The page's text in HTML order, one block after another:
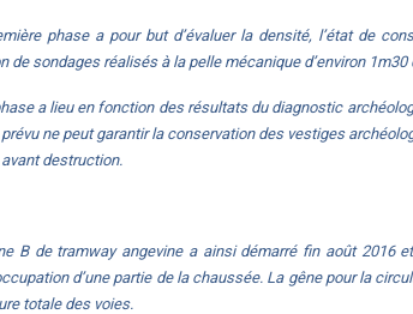
phase a pour but d’évaluer la densité, l’état de
de sondages réalisés à la pelle mécanique d’environ 1m30
a lieu en fonction des résultats du diagnostic
prévu ne peut garantir la conservation des vestiges
destruction.
B de tramway angevine a ainsi démarré fin août 2016
d’une partie de la chaussée. La gêne pour la
totale des voies.